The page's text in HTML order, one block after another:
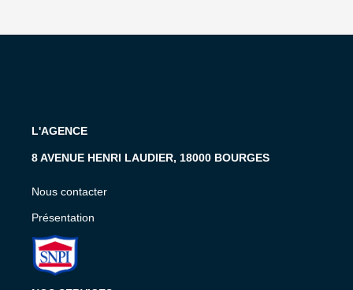
L'AGENCE
8 AVENUE HENRI LAUDIER, 18000 BOURGES
Nous contacter
Présentation